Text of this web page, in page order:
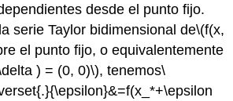
desde el punto fijo.
serie Taylor bidimensional de\(f(x,
el punto fijo, o equivalentemente
) = (0, 0)\), tenemos\